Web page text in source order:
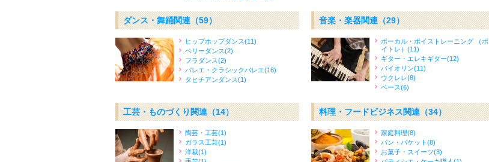
ダンス・舞踊関連（59）
ヒップホップダンス(11)
ベリーダンス(2)
フラダンス(2)
バレエ・クラシックバレエ(16)
タヒチアンダンス(1)
音楽・楽器関連（29）
ボーカル・ボイストレーニング （ボ
イトレ）(11)
ギター・エレキギター(12)
バイオリン(11)
ウクレレ(8)
ベース(6)
工芸・ものづくり関連（14）
陶芸・工芸(1)
ガラス工芸(1)
洋裁(1)
料理・フードビジネス関連（34）
家庭料理(8)
パン・バケット(8)
お菓子・スイーツ(3)